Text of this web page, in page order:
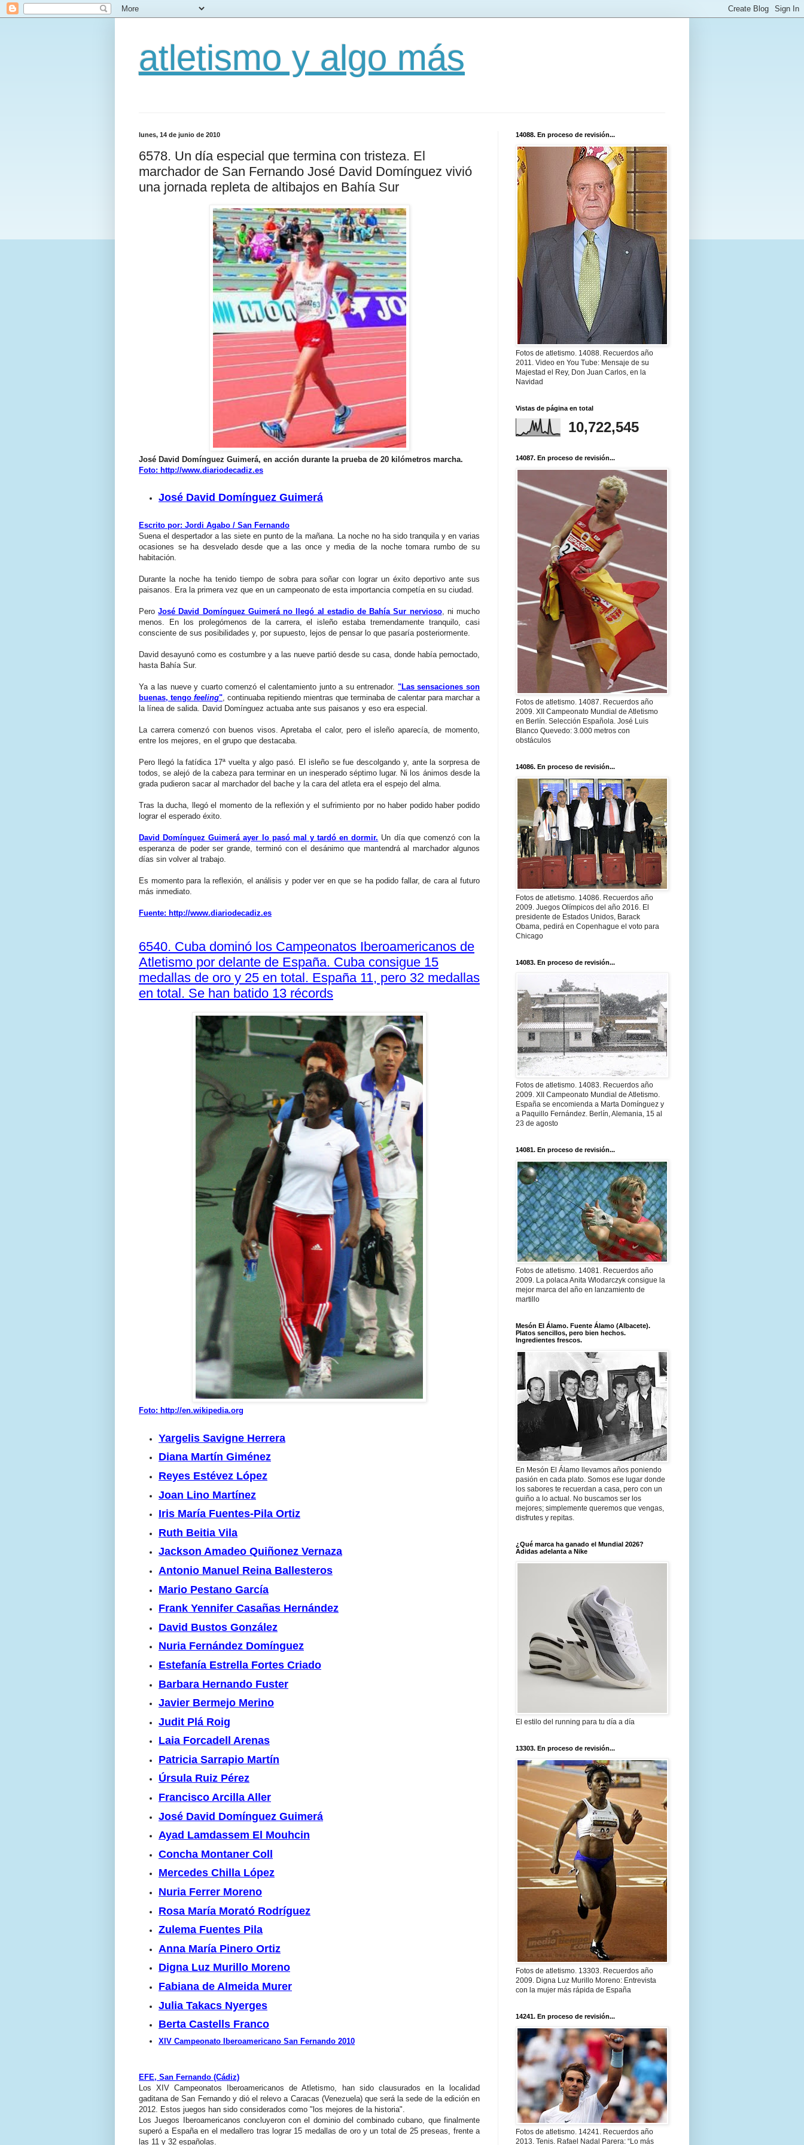
atletismo y algo más
lunes, 14 de junio de 2010
6578. Un día especial que termina con tristeza. El
marchador de San Fernando José David Domínguez vivió
una jornada repleta de altibajos en Bahía Sur
José David Domínguez Guimerá, en acción durante la prueba de 20 kilómetros marcha.
Foto: http://www.diariodecadiz.es
José David Domínguez Guimerá
Escrito por: Jordi Agabo / San Fernando
Suena el despertador a las siete en punto de la mañana. La noche no ha sido tranquila y en varias
ocasiones se ha desvelado desde que a las once y media de la noche tomara rumbo de su
habitación.
Durante la noche ha tenido tiempo de sobra para soñar con lograr un éxito deportivo ante sus
paisanos. Era la primera vez que en un campeonato de esta importancia competía en su ciudad.
PeroJosé David Domínguez Guimerá no llegó al estadio de Bahía Sur nervioso, ni mucho
menos. En los prolegómenos de la carrera, el isleño estaba tremendamente tranquilo, casi
consciente de sus posibilidades y, por supuesto, lejos de pensar lo que pasaría posteriormente.
David desayunó como es costumbre y a las nueve partió desde su casa, donde había pernoctado,
hasta Bahía Sur.
Ya a las nueve y cuarto comenzó el calentamiento junto a su entrenador. "Las sensaciones son
buenas, tengo feeling" , continuaba repitiendo mientras que terminaba de calentar para marchar a
la línea de salida. David Domínguez actuaba ante sus paisanos y eso era especial.
La carrera comenzó con buenos visos. Apretaba el calor, pero el isleño aparecía, de momento,
entre los mejores, en el grupo que destacaba.
Pero llegó la fatídica 17ª vuelta y algo pasó. El isleño se fue descolgando y, ante la sorpresa de
todos, se alejó de la cabeza para terminar en un inesperado séptimo lugar. Ni los ánimos desde la
grada pudieron sacar al marchador del bache y la cara del atleta era el espejo del alma.
Tras la ducha, llegó el momento de la reflexión y el sufrimiento por no haber podido haber podido
lograr el esperado éxito.
David Domínguez Guimerá ayer lo pasó mal y tardó en dormir. Un día que comenzó con la
esperanza de poder ser grande, terminó con el desánimo que mantendrá al marchador algunos
días sin volver al trabajo.
Es momento para la reflexión, el análisis y poder ver en que se ha podido fallar, de cara al futuro
más inmediato.
Fuente: http://www.diariodecadiz.es
6540. Cuba dominó los Campeonatos Iberoamericanos de
Atletismo por delante de España. Cuba consigue 15
medallas de oro y 25 en total. España 11, pero 32 medallas
en total. Se han batido 13 récords
Foto: http://en.wikipedia.org
Yargelis Savigne Herrera
Diana Martín Giménez
Reyes Estévez López
Joan Lino Martínez
Iris María Fuentes-Pila Ortiz
Ruth Beitia Vila
Jackson Amadeo Quiñonez Vernaza
Antonio Manuel Reina Ballesteros
Mario Pestano García
Frank Yennifer Casañas Hernández
David Bustos González
Nuria Fernández Domínguez
Estefanía Estrella Fortes Criado
Barbara Hernando Fuster
Javier Bermejo Merino
Judit Plá Roig
Laia Forcadell Arenas
Patricia Sarrapio Martín
Úrsula Ruiz Pérez
Francisco Arcilla Aller
José David Domínguez Guimerá
Ayad Lamdassem El Mouhcin
Concha Montaner Coll
Mercedes Chilla López
Nuria Ferrer Moreno
Rosa María Morató Rodríguez
Zulema Fuentes Pila
Anna María Pinero Ortiz
Digna Luz Murillo Moreno
Fabiana de Almeida Murer
Julia Takacs Nyerges
Berta Castells Franco
XIV Campeonato Iberoamericano San Fernando 2010
EFE, San Fernando (Cádiz)
Los XIV Campeonatos Iberoamericanos de Atletismo, han sido clausurados en la localidad
gaditana de San Fernando y dió el relevo a Caracas (Venezuela) que será la sede de la edición en
2012. Estos juegos han sido considerados como "los mejores de la historia".
Los Juegos Iberoamericanos concluyeron con el dominio del combinado cubano, que finalmente
superó a España en el medallero tras lograr 15 medallas de oro y un total de 25 preseas, frente a
las 11 y 32 españolas.
14088. En proceso de revisión...
Fotos de atletismo. 14088. Recuerdos año
2011. Video en You Tube: Mensaje de su
Majestad el Rey, Don Juan Carlos, en la
Navidad
Vistas de página en total
10,722,545
14087. En proceso de revisión...
Fotos de atletismo. 14087. Recuerdos año
2009. XII Campeonato Mundial de Atletismo
en Berlín. Selección Española. José Luis
Blanco Quevedo: 3.000 metros con
obstáculos
14086. En proceso de revisión...
Fotos de atletismo. 14086. Recuerdos año
2009. Juegos Olímpicos del año 2016. El
presidente de Estados Unidos, Barack
Obama, pedirá en Copenhague el voto para
Chicago
14083. En proceso de revisión...
Fotos de atletismo. 14083. Recuerdos año
2009. XII Campeonato Mundial de Atletismo.
España se encomienda a Marta Domínguez y
a Paquillo Fernández. Berlín, Alemania, 15 al
23 de agosto
14081. En proceso de revisión...
Fotos de atletismo. 14081. Recuerdos año
2009. La polaca Anita Wlodarczyk consigue la
mejor marca del año en lanzamiento de
martillo
Mesón El Álamo. Fuente Álamo (Albacete).
Platos sencillos, pero bien hechos.
Ingredientes frescos.
En Mesón El Álamo llevamos años poniendo
pasión en cada plato. Somos ese lugar donde
los sabores te recuerdan a casa, pero con un
guiño a lo actual. No buscamos ser los
mejores; simplemente queremos que vengas,
disfrutes y repitas.
¿Qué marca ha ganado el Mundial 2026?
Adidas adelanta a Nike
El estilo del running para tu día a día
13303. En proceso de revisión...
Fotos de atletismo. 13303. Recuerdos año
2009. Digna Luz Murillo Moreno: Entrevista
con la mujer más rápida de España
14241. En proceso de revisión...
Fotos de atletismo. 14241. Recuerdos año
2013. Tenis. Rafael Nadal Parera: “Lo más